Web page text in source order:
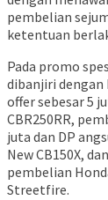
pembelian
ketentuan
Pada promo
dibanjiri dengan
offer sebesar 5
CBR250RR,
juta dan DP
New CB150X,
pembelian
Streetfire.